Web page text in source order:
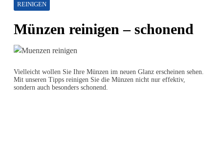
REINIGEN
Münzen reinigen – schonend
Vielleicht wollen Sie Ihre Münzen im neuen Glanz erscheinen sehen.
Mit unseren Tipps reinigen Sie die Münzen nicht nur effektiv,
sondern auch besonders schonend.